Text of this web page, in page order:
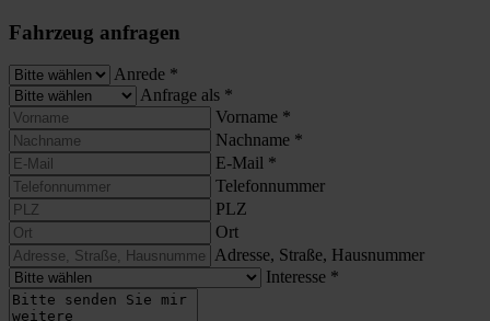
Fahrzeug anfragen
Anrede *
Anfrage als *
Vorname *
Nachname *
E-Mail *
Telefonnummer
PLZ
Ort
Adresse, Straße, Hausnummer
Interesse *